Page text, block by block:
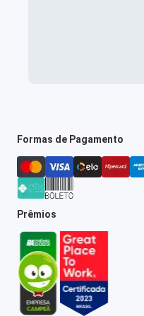
Formas de Pagamento
Prêmios